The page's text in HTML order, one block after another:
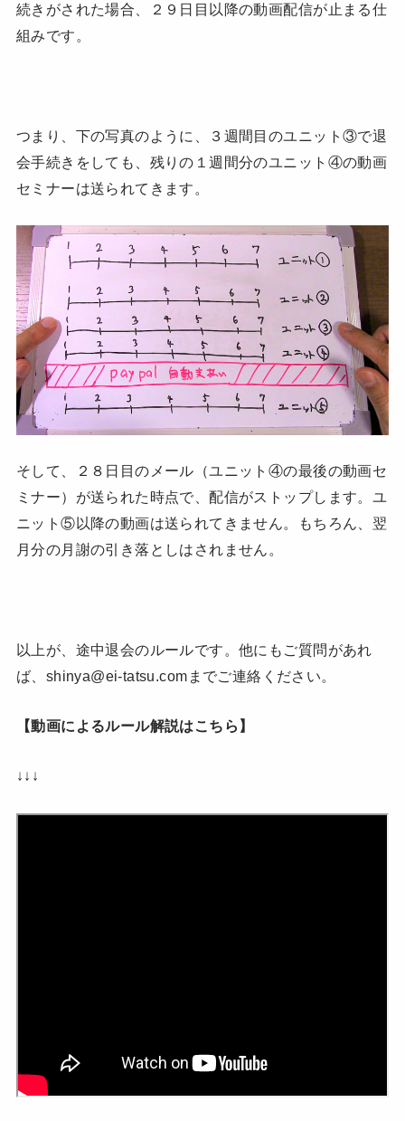
続きがされた場合、２９日目以降の動画配信が止まる仕
組みです。
つまり、下の写真のように、３週間目のユニット③で退
会手続きをしても、残りの１週間分のユニット④の動画
セミナーは送られてきます。
そして、２８日目のメール（ユニット④の最後の動画セ
ミナー）が送られた時点で、配信がストップします。ユ
ニット⑤以降の動画は送られてきません。もちろん、翌
月分の月謝の引き落としはされません。
以上が、途中退会のルールです。他にもご質問があれ
ば、shinya@ei-tatsu.comまでご連絡ください。
【動画によるルール解説はこちら】
↓↓↓